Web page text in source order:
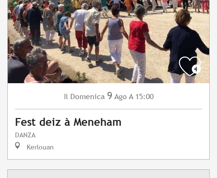
Il Domenica 9 Ago A 15:00
Fest deiz à Meneham
DANZA
Kerlouan